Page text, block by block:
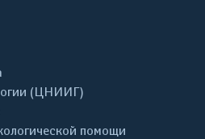
(ЦНИИГ)
помощи